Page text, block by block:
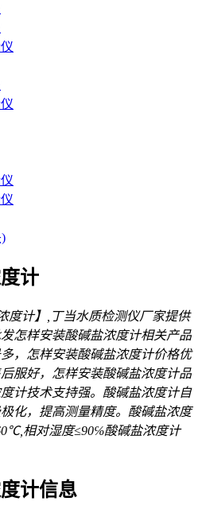
计
度计】,丁当水质检测仪厂家提供
怎样安装酸碱盐浓度计相关产品
，怎样安装酸碱盐浓度计价格优
服好，怎样安装酸碱盐浓度计品
计技术支持强。酸碱盐浓度计自
化，提高测量精度。酸碱盐浓度
相对湿度≤90℅酸碱盐浓度计
计信息